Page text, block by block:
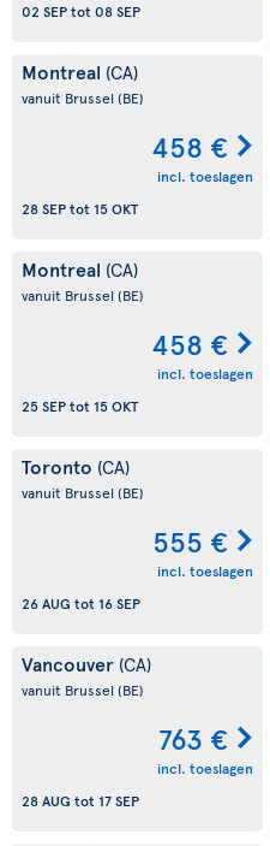
02 SEPtot 08 SEP
Montreal (CA)
vanuit Brussel (BE)
458 €
incl. toeslagen
28 SEPtot 15 OKT
Montreal (CA)
vanuit Brussel (BE)
458 €
incl. toeslagen
25 SEPtot 15 OKT
Toronto (CA)
vanuit Brussel (BE)
555 €
incl. toeslagen
26 AUG tot 16 SEP
Vancouver (CA)
vanuit Brussel (BE)
763 €
incl. toeslagen
28 AUG tot 17 SEP